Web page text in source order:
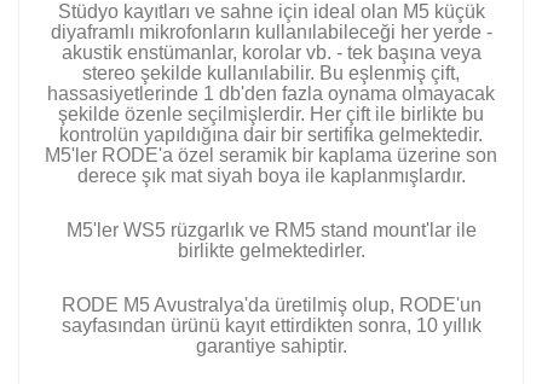
Stüdyo kayıtları ve sahne için ideal olan M5 küçük
diyaframlı mikrofonların kullanılabileceği her yerde -
akustik enstümanlar, korolar vb. - tek başına veya
stereo şekilde kullanılabilir. Bu eşlenmiş çift,
hassasiyetlerinde 1 db'den fazla oynama olmayacak
şekilde özenle seçilmişlerdir. Her çift ile birlikte bu
kontrolün yapıldığına dair bir sertifika gelmektedir.
M5'ler RODE'a özel seramik bir kaplama üzerine son
derece şık mat siyah boya ile kaplanmışlardır.
M5'ler WS5 rüzgarlık ve RM5 stand mount'lar ile
birlikte gelmektedirler.
RODE M5 Avustralya'da üretilmiş olup, RODE'un
sayfasından ürünü kayıt ettirdikten sonra, 10 yıllık
garantiye sahiptir.